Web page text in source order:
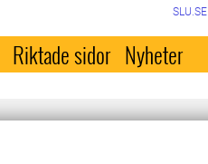
SLU.SE
Riktade sidor Nyheter